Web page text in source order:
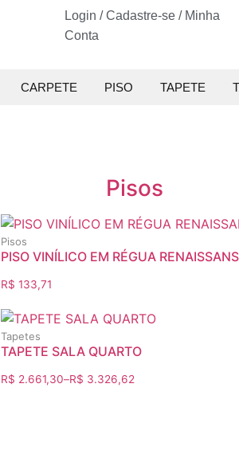
Login / Cadastre-se / Minha
Conta
CARPETE PISO TAPETE
Pisos
Pisos
PISO VINÍLICO EM RÉGUA
R$ 133,71
Tapetes
TAPETE SALA QUARTO
R$ 2.661,30–R$ 3.326,62